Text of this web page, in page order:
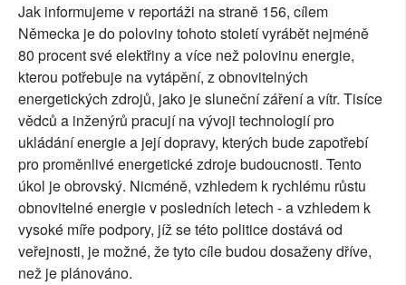
Jak informujeme v reportáži na straně 156, cílem
Německa je do poloviny tohoto století vyrábět nejméně
80 procent své elektřiny a více než polovinu energie,
kterou potřebuje na vytápění, z obnovitelných
energetických zdrojů, jako je sluneční záření a vítr. Tisíce
vědců a inženýrů pracují na vývoji technologií pro
ukládání energie a její dopravy, kterých bude zapotřebí
pro proměnlivé energetické zdroje budoucnosti. Tento
úkol je obrovský. Nicméně, vzhledem k rychlému růstu
obnovitelné energie v posledních letech - a vzhledem k
vysoké míře podpory, jíž se této politice dostává od
veřejnosti, je možné, že tyto cíle budou dosaženy dříve,
než je plánováno.